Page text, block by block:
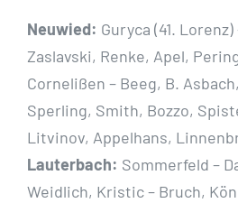
Neuwied: Guryca (41.
Zaslavski, Renke, Apel,
Cornelißen – Beeg, B.
Sperling, Smith, Bozzo,
Litvinov, Appelhans,
Lauterbach: Sommerfeld –
Weidlich, Kristic – Bruch,